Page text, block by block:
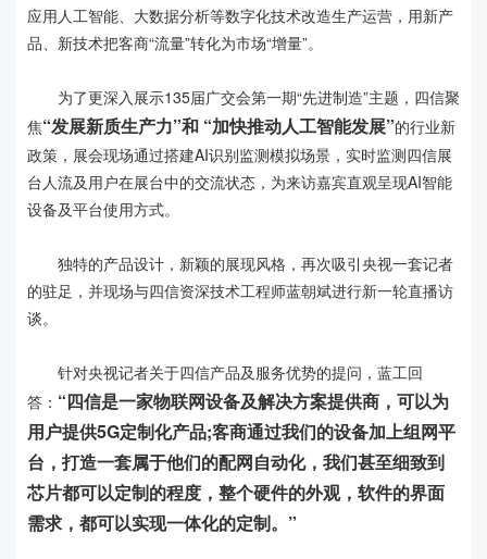
应用人工智能、大数据分析等数字化技术改造生产运营，用新产
品、新技术把客商“流量”转化为市场“增量”。
为了更深入展示135届广交会第一期“先进制造”主题，四信聚
焦“发展新质生产力”和 “加快推动人工智能发展”的行业新
政策，展会现场通过搭建AI识别监测模拟场景，实时监测四信展
台人流及用户在展台中的交流状态，为来访嘉宾直观呈现AI智能
设备及平台使用方式。
独特的产品设计，新颖的展现风格，再次吸引央视一套记者
的驻足，并现场与四信资深技术工程师蓝朝斌进行新一轮直播访
谈。
针对央视记者关于四信产品及服务优势的提问，蓝工回
答： “四信是一家物联网设备及解决方案提供商，可以为
用户提供5G定制化产品;客商通过我们的设备加上组网平
台，打造一套属于他们的配网自动化，我们甚至细致到
芯片都可以定制的程度，整个硬件的外观，软件的界面
需求，都可以实现一体化的定制。”